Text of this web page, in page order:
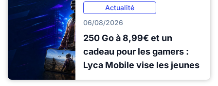
Actualité
06/08/2026
250 Go à 8,99€ et un
cadeau pour les gamers :
Lyca Mobile vise les jeunes